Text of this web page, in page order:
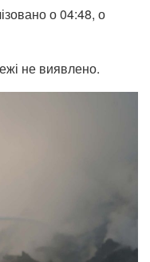
о 04:48, о
не виявлено.